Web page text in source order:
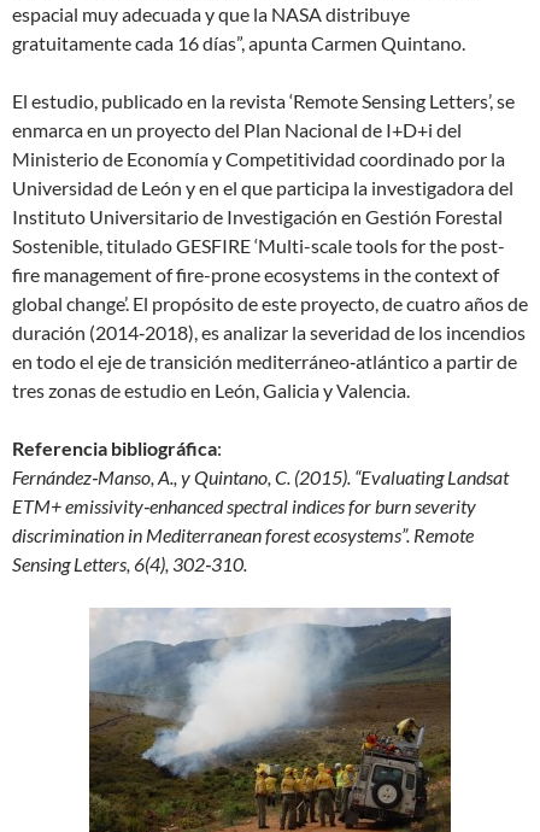
espacial muy adecuada y que la NASA distribuye
gratuitamente cada 16 días”, apunta Carmen Quintano.
El estudio, publicado en la revista ‘Remote Sensing Letters’, se
enmarca en un proyecto del Plan Nacional de I+D+i del
Ministerio de Economía y Competitividad coordinado por la
Universidad de León y en el que participa la investigadora del
Instituto Universitario de Investigación en Gestión Forestal
Sostenible, titulado GESFIRE ‘Multi-scale tools for the post-
fire management of fire-prone ecosystems in the context of
global change’. El propósito de este proyecto, de cuatro años de
duración (2014‐2018), es analizar la severidad de los incendios
en todo el eje de transición mediterráneo‐atlántico a partir de
tres zonas de estudio en León, Galicia y Valencia.
Referencia bibliográfica:
Fernández‐Manso, A., y Quintano, C. (2015). “Evaluating Landsat
ETM+ emissivity‐enhanced spectral indices for burn severity
discrimination in Mediterranean forest ecosystems”. Remote
Sensing Letters, 6(4), 302‐310.